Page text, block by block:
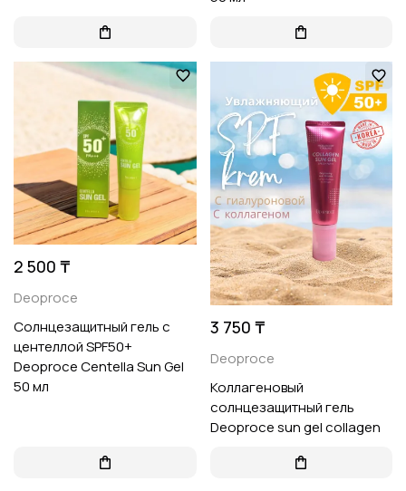
2 500 ₸
Deoproce
Солнцезащитный гель с
центеллой SPF50+
Deoproce Centella Sun Gel
50 мл
3 750 ₸
Deoproce
Коллагеновый
солнцезащитный гель
Deoproce sun gel collagen